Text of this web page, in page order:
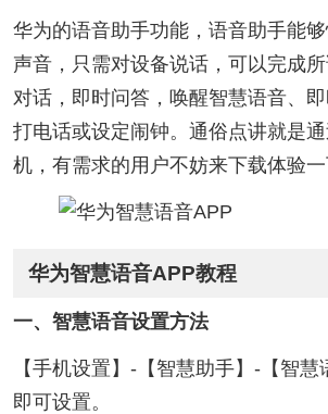
华为的语音助手功能，语音助手能
声音，只需对设备说话，可以完成
对话，即时问答，唤醒智慧语音、
打电话或设定闹钟。通俗点讲就是
机，有需求的用户不妨来下载体验一
华为智慧语音APP教程
一、智慧语音设置方法
【手机设置】-【智慧助手】-【智
即可设置。